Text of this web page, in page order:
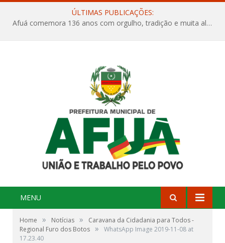
ÚLTIMAS PUBLICAÇÕES:
Afuá comemora 136 anos com orgulho, tradição e muita alegria na Quadra Dr. Nelson Salomão
MENU
Home » Notícias »
Caravana da Cidadania para Todos -
Regional Furo dos Botos »
WhatsApp Image 2019-11-08 at
17.23.40